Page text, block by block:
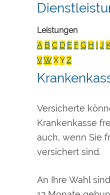
Leistungen
A B C D E F G H I J
VW XY Z
Versicherte
Krankenkasse
auch, wenn Sie
versichert sind.
An Ihre Wahl